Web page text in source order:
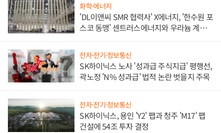
화학·에너지
'DL이앤씨 SMR 협력사' X에너지, '한수원 포
스코 동맹' 센트러스에너지와 우라늄 계약
전자·전기·정보통신
SK하이닉스 노사 '성과급 주식지급' 평행선,
곽노정 'N% 성과급' 법적 논란 벗을지 주목
전자·전기·정보통신
SK하이닉스, 용인 'Y2' 팹과 청주 'M17' 팹
건설에 54조 투자 결정